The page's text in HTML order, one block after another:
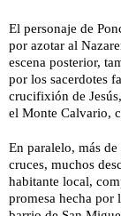
El personaje de
por azotar al
escena posterior,
por los sacerdotes
crucifixión de
el Monte Calvario,
En paralelo, más
cruces, muchos
habitante local,
promesa hecha por